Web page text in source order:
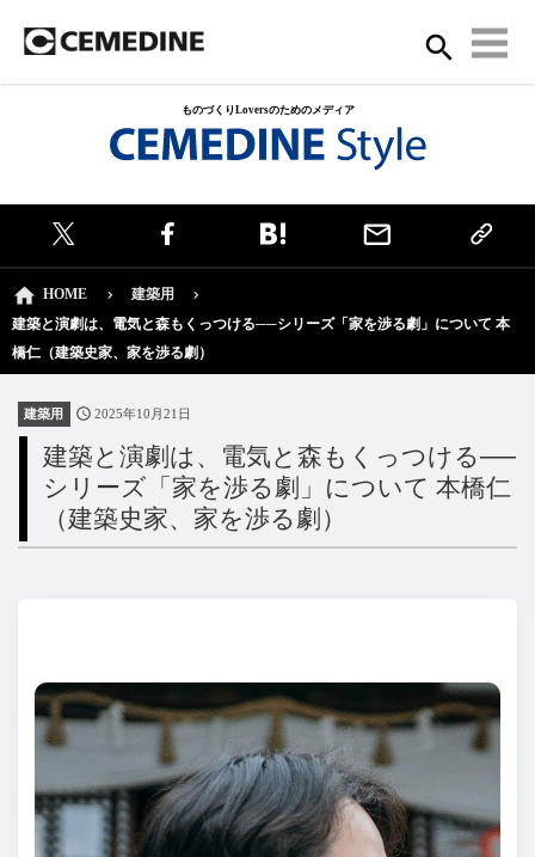
ものづくりLoversのためのメディア
HOME
建築用
建築と演劇は、電気と森もくっつける──シリーズ「家を渉る劇」について 本
橋仁（建築史家、家を渉る劇）
建築用 2025年10月21日
建築と演劇は、電気と森もくっつける──
シリーズ「家を渉る劇」について 本橋仁
（建築史家、家を渉る劇）